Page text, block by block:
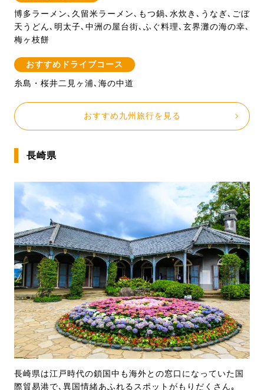
博多ラーメン､久留米ラーメン､もつ鍋､水炊き､うなぎ､ごぼ
天うどん､明太子､中洲の屋台街､ふぐ料理､玄界灘の海の幸､
梅ヶ枝餅
おすすめドライブコース
糸島・桜井二見ヶ浦､海の中道
おすすめ九州旅行を見る
長崎県
長崎県は江戸時代の鎖国中も海外との窓口になっていた国
際貿易港で､異国情緒あふれるスポットがもりだくさん｡